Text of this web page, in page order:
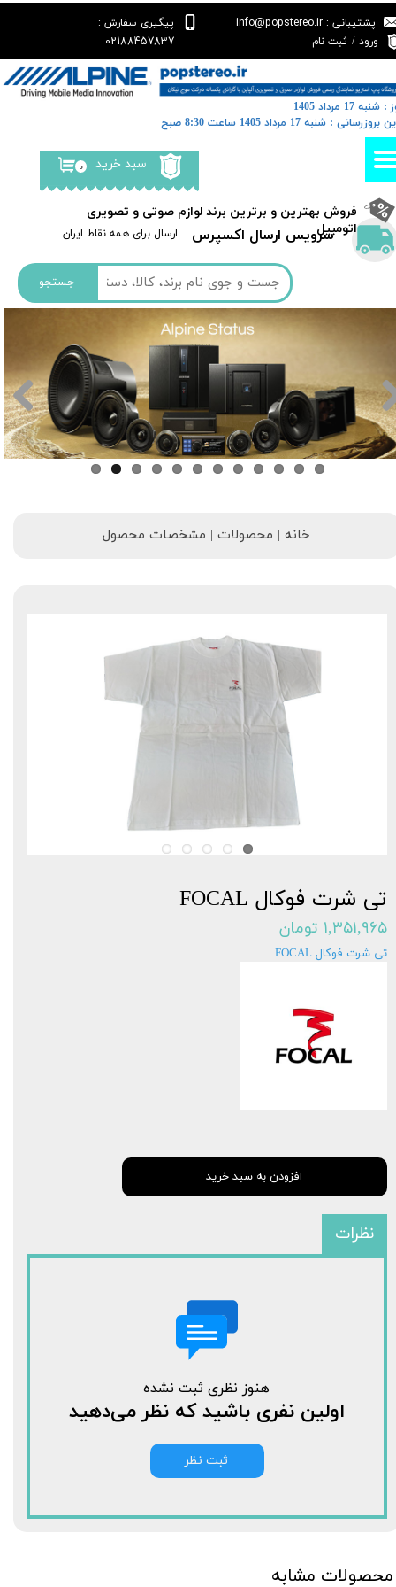
جستجو
سرویس ارسال اکسپرس ​​ارسال برای همه نقاط ایران
پشتیبانی : info@popstereo.ir
پیگیری سفارش :
02188457837
ورود / ثبت نام
حساب کاربری من
تغییر گذر واژه
سفارشات
خروج از حساب کاربری
۰ سبد خرید
​فروش بهترین و برترین برند لوازم صوتی و تصویری
اتومبیل​​​​​​​
17 مرداد 1405
: شنبه 17 مرداد 1405 ساعت 8:30 صبح
خانه | محصولات | مشخصات محصول
تی شرت فوکال FOCAL
۱,۳۵۱,۹۶۵ تومان
تی شرت فوکال FOCAL
افزودن به سبد خرید
نظرات
هنوز نظری ثبت نشده
اولین نفری باشید که نظر می‌دهید
ثبت نظر
محصولات مشابه